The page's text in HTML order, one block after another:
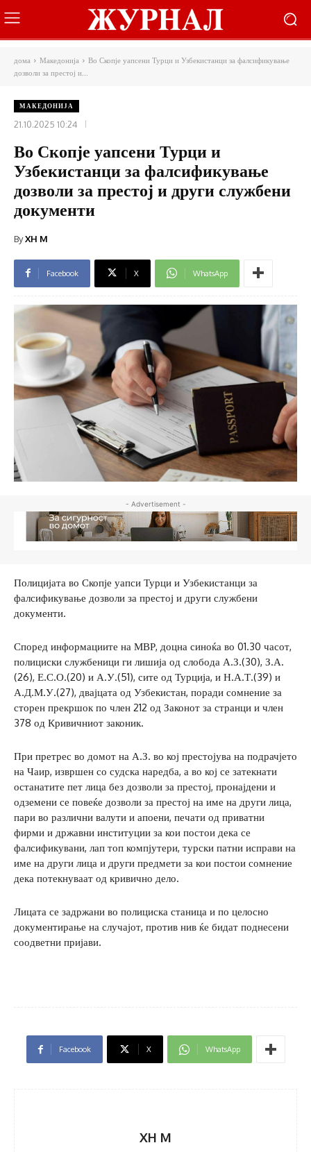
дома Македонија
Во Скопје уапсени Турци и Узбекистанци за фалсификување
дозволи за престој и...
МАКЕДОНИЈА
21.10.2025 10:24
Во Скопје уапсени Турци и
Узбекистанци за фалсификување
дозволи за престој и други службени
документи
ByXH M
Facebook X WhatsApp
- Advertisement -
Полицијата во Скопје уапси Турци и Узбекистанци за
фалсификување дозволи за престој и други службени
документи.
Според информациите на МВР, доцна синоќа во 01.30 часот,
полициски службеници ги лишија од слобода А.З.(30), З.А.
(26), Е.С.О.(20) и А.У.(51), сите од Турција, и Н.А.Т.(39) и
А.Д.М.У.(27), двајцата од Узбекистан, поради сомнение за
сторен прекршок по член 212 од Законот за странци и член
378 од Кривичниот законик.
При претрес во домот на А.З. во кој престојува на подрачјето
на Чаир, извршен со судска наредба, а во кој се затекнати
останатите пет лица без дозволи за престој, пронајдени и
одземени се повеќе дозволи за престој на име на други лица,
пари во различни валути и апоени, печати од приватни
фирми и државни институции за кои постои дека се
фалсификувани, лап топ компјутери, турски патни исправи на
име на други лица и други предмети за кои постои сомнение
дека потекнуваат од кривично дело.
Лицата се задржани во полициска станица и по целосно
документирање на случајот, против нив ќе бидат поднесени
соодветни пријави.
Facebook X WhatsApp
XH M